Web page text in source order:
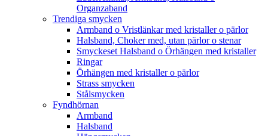
Organzaband
Trendiga smycken
Armband o Vristlänkar med kristaller o pärlor
Halsband, Choker med, utan pärlor o stenar
Smyckeset Halsband o Örhängen med kristaller
Ringar
Örhängen med kristaller o pärlor
Strass smycken
Stålsmycken
Fyndhörnan
Armband
Halsband